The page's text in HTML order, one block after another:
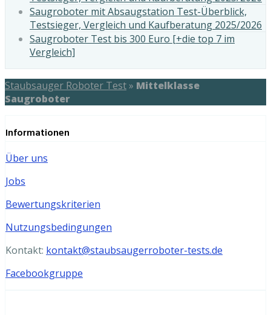
Saugroboter mit Absaugstation Test-Überblick,
Testsieger, Vergleich und Kaufberatung 2025/2026
Saugroboter Test bis 300 Euro [+die top 7 im
Vergleich]
Staubsauger Roboter Test» Mittelklasse
Saugroboter
Informationen
Über uns
Jobs
Bewertungskriterien
Nutzungsbedingungen
Kontakt: kontakt@staubsaugerroboter-tests.de
Facebookgruppe